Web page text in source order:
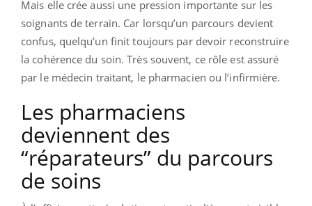
Mais elle crée aussi une pression importante sur les
soignants de terrain. Car lorsqu’un parcours devient
confus, quelqu’un finit toujours par devoir reconstruire
la cohérence du soin. Très souvent, ce rôle est assuré
par le médecin traitant, le pharmacien ou l’infirmière.
Les pharmaciens
deviennent des
“réparateurs” du parcours
de soins